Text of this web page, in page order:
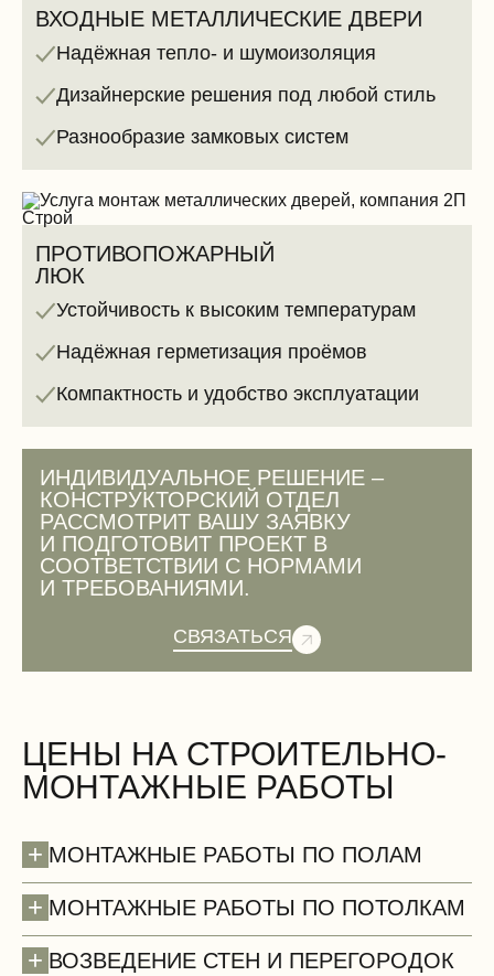
ВХОДНЫЕ МЕТАЛЛИЧЕСКИЕ ДВЕРИ
Надёжная тепло- и шумоизоляция
Дизайнерские решения под любой стиль
Разнообразие замковых систем
ПРОТИВОПОЖАРНЫЙ
ЛЮК
Устойчивость к высоким температурам
Надёжная герметизация проёмов
Компактность и удобство эксплуатации
ИНДИВИДУАЛЬНОЕ РЕШЕНИЕ –
КОНСТРУКТОРСКИЙ ОТДЕЛ
РАССМОТРИТ ВАШУ ЗАЯВКУ
И ПОДГОТОВИТ ПРОЕКТ В
СООТВЕТСТВИИ С НОРМАМИ
И ТРЕБОВАНИЯМИ.
СВЯЗАТЬСЯ
ЦЕНЫ НА СТРОИТЕЛЬНО-
МОНТАЖНЫЕ РАБОТЫ
+ МОНТАЖНЫЕ РАБОТЫ ПО ПОЛАМ
+ МОНТАЖНЫЕ РАБОТЫ ПО ПОТОЛКАМ
+ ВОЗВЕДЕНИЕ СТЕН И ПЕРЕГОРОДОК